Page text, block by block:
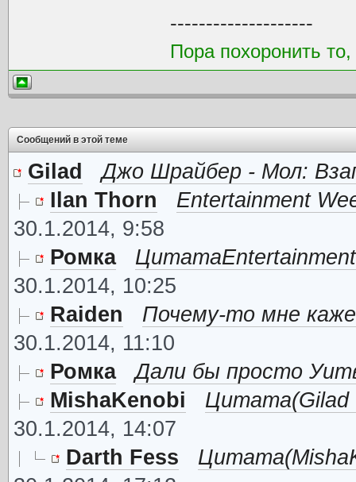
--------------------
Пора похоронить
Сообщений в этой теме
Gilad
Джо Шрайбер - Мол:
Ilan Thorn
Entertainment
30.1.2014, 9:58
Ромка
30.1.2014, 10:25
Raiden
Почему-то мне
30.1.2014, 11:10
Ромка
Дали бы просто
MishaKenobi
Цитата(Gilad
30.1.2014, 14:07
Darth Fess